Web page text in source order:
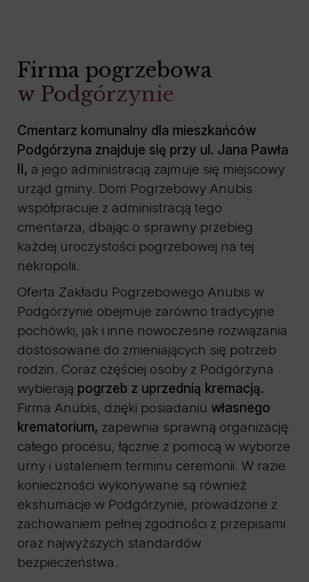
Firma pogrzebowa
w Podgórzynie
Cmentarz komunalny dla mieszkańców
Podgórzyna znajduje się przy ul. Jana Pawła
II, a jego administracją zajmuje się miejscowy
urząd gminy. Dom Pogrzebowy Anubis
współpracuje z administracją tego
cmentarza, dbając o sprawny przebieg
każdej uroczystości pogrzebowej na tej
nekropolii.
Oferta Zakładu Pogrzebowego Anubis w
Podgórzynie obejmuje zarówno tradycyjne
pochówki, jak i inne nowoczesne rozwiązania
dostosowane do zmieniających się potrzeb
rodzin. Coraz częściej osoby z Podgórzyna
wybierają pogrzeb z uprzednią kremacją.
Firma Anubis, dzięki posiadaniu własnego
krematorium, zapewnia sprawną organizację
całego procesu, łącznie z pomocą w wyborze
urny i ustaleniem terminu ceremonii. W razie
konieczności wykonywane są również
ekshumacje w Podgórzynie, prowadzone z
zachowaniem pełnej zgodności z przepisami
oraz najwyższych standardów
bezpieczeństwa.